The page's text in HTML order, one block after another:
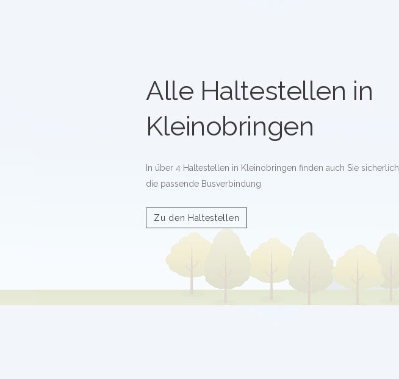
Alle Haltestellen in
Kleinobringen
In über 4 Haltestellen in Kleinobringen finden auch Sie sicherlich
die passende Busverbindung
Zu den Haltestellen